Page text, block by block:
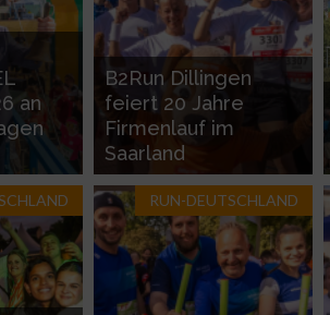
an
B2Run Dillingen
feiert 20 Jahre
Firmenlauf im
Saarland
RUN-DEUTSCHLAND
der Angebote
Daten zur Auswahl von Inhalten
Standortdaten
aktiv angeforderten Informationen